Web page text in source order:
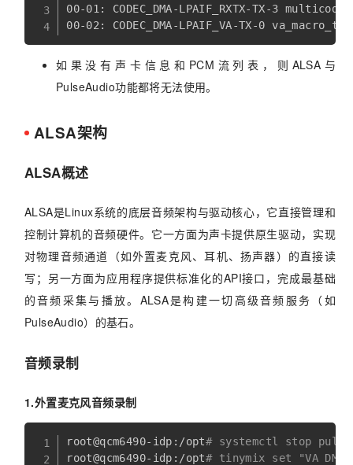
00-01: CODEC_DMA-LPAIF_RXTX-TX-3
00-02: CODEC_DMA-LPAIF_VA-TX-0
如果没有声卡信息和PCM流列表，则ALSA与
PulseAudio功能都将无法使用。
ALSA架构
ALSA概述
ALSA是Linux系统的底层音频架构与驱动核心，它直接管理和
控制计算机的音频硬件。它一方面为声卡提供原生驱动，实现
对物理音频通道（如外置麦克风、耳机、扬声器）的直接读
写；另一方面为应用程序提供标准化的API接口，完成最基础
的音频采集与播放。ALSA是构建一切高级音频服务（如
PulseAudio）的基石。
音频录制
1.外置麦克风音频录制
root@qcm6490-idp:/opt# systemctl stop
root@qcm6490-idp:/opt# tinymix set "VA DMIC